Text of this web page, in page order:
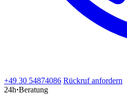
+49 30 54874086 Rückruf anfordern
24h·Beratung